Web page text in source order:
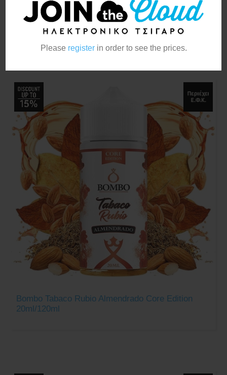
Please registerin order to see the prices.
Bombo Tabaco Rubio Creme Core Edition
20ml/120ml
Bombo Tabaco Rubio Almendrado Core Edition
20ml/120ml